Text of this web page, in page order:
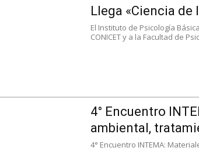
Llega «Ciencia de
El Instituto de Psicología
CONICET y a la Facultad de
4° Encuentro
ambiental,
4° Encuentro INTEMA: